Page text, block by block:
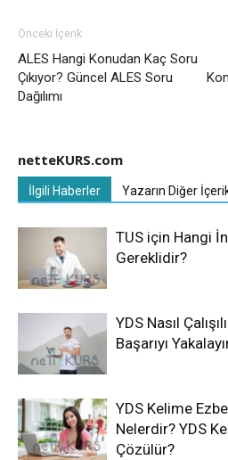
Önceki İçerik
ALES Hangi Konudan Kaç Soru
Çıkıyor? Güncel ALES Soru
Dağılımı
netteKURS.com
İlgili Haberler Yazarın Diğer
TUS için Hangi
Gereklidir?
YDS Nasıl
Başarıyı
YDS Kelime
Nelerdir? YDS
Çözülür?